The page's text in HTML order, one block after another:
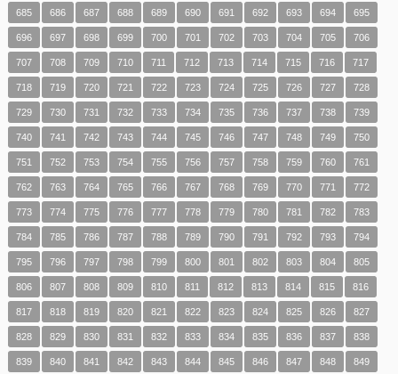
685 686 687 688 689 690 691 692 693 694 695
696 697 698 699 700 701 702 703 704 705 706
707 708 709 710 711 712 713 714 715 716 717
718 719 720 721 722 723 724 725 726 727 728
729 730 731 732 733 734 735 736 737 738 739
740 741 742 743 744 745 746 747 748 749 750
751 752 753 754 755 756 757 758 759 760 761
762 763 764 765 766 767 768 769 770 771 772
773 774 775 776 777 778 779 780 781 782 783
784 785 786 787 788 789 790 791 792 793 794
795 796 797 798 799 800 801 802 803 804 805
806 807 808 809 810 811 812 813 814 815 816
817 818 819 820 821 822 823 824 825 826 827
828 829 830 831 832 833 834 835 836 837 838
839 840 841 842 843 844 845 846 847 848 849